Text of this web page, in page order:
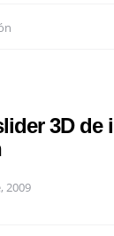
3D de
2009